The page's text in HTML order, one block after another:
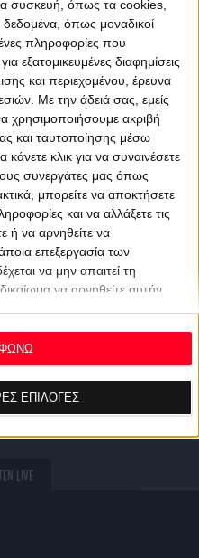
συσκευή, όπως τα cookies,
όπως μοναδικοί
πληροφορίες που
εξατομικευμένες διαφημίσεις
και περιεχομένου, έρευνα
Με την άδειά σας, εμείς
χρησιμοποιήσουμε ακριβή
και ταυτοποίησης μέσω
κλικ για να συναινέσετε
συνεργάτες μας όπως
μπορείτε να αποκτήσετε
και να αλλάξετε τις
ή να αρνηθείτε να
επεξεργασία των
να μην απαιτεί τη
να αρνηθείτε αυτήν
ανά πάσα στιγμή
και κάνοντας κλικ στο
της ιστοσελίδας.
ΕΠΙΛΟΓΕΣ
LIVE
Terms & Conditions
Privacy Policy
colors&Fotis Alexandrou